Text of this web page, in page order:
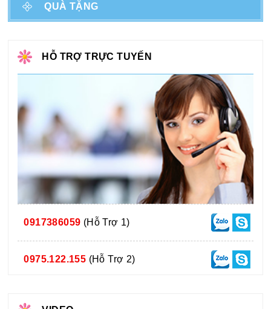
QUÀ TẶNG
HỖ TRỢ TRỰC TUYẾN
0917386059 (Hỗ Trợ 1)
0975.122.155 (Hỗ Trợ 2)